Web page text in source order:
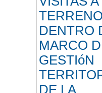
DENTRO
MARCO
GESTIóN
DE LA